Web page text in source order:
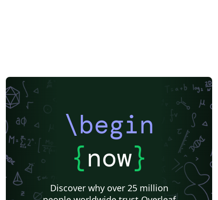
\begin
{now}
Discover why over 25 million